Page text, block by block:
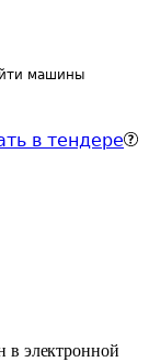
машины
в тендере
в электронной